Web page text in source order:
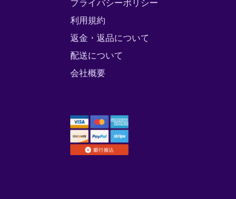
利用規約
返金・返品について
配送について
会社概要